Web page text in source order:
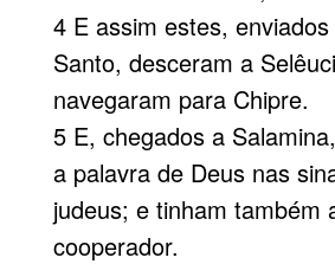
4 E assim estes,
Santo, desceram a
navegaram para Chipre.
5 E, chegados a
a palavra de Deus nas
judeus; e tinham também
cooperador.